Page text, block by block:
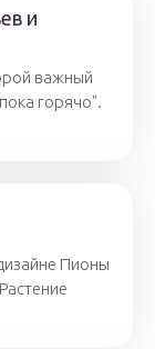
и
важный
горячо".
Пионы